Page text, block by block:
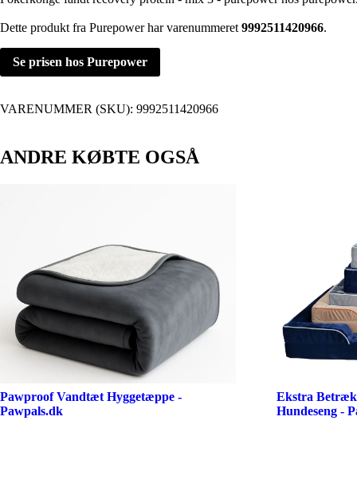
Dette produkt fra Purepower har varenummeret 9992511420966.
Se prisen hos Purepower
VARENUMMER (SKU): 9992511420966
ANDRE KØBTE OGSÅ
Pawproof Vandtæt Hyggetæppe -
Pawpals.dk
Ekstra
Hundeseng -